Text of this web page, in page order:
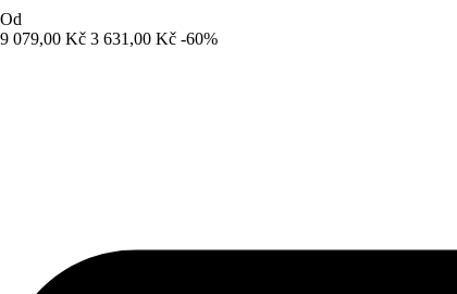
Od
9 079,00 Kč 3 631,00 Kč -60%